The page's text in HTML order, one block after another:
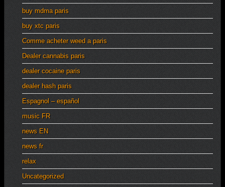
buy mdma paris
buy xtc paris
Comme acheter weed a paris
Dealer cannabis paris
dealer cocaine paris
dealer hash paris
Espagnol – español
music FR
news EN
news fr
relax
Uncategorized